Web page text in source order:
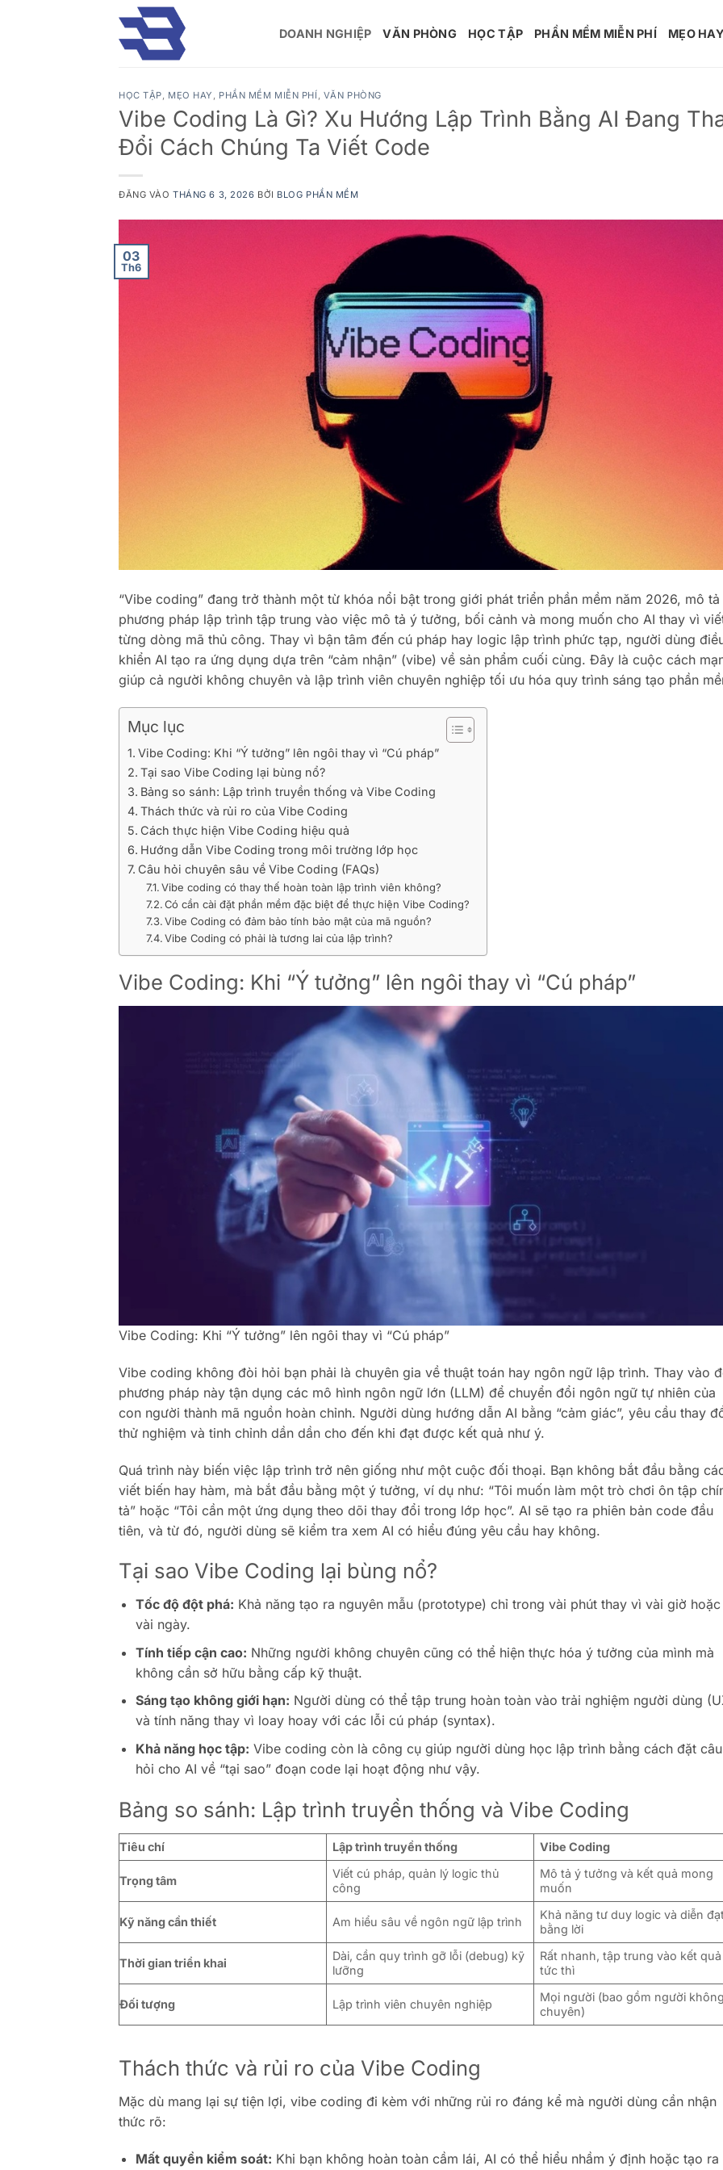
DOANH NGHIỆP VĂN PHÒNG HỌC TẬP PHẦN MỀM MIỄN PHÍ MẸO HAY
HỌC TẬP, MẸO HAY , PHẦN MỀM MIỄN PHÍ , VĂN PHÒNG
Vibe Coding Là Gì? Xu Hướng Lập Trình Bằng AI Đang
Đổi Cách Chúng Ta Viết Code
ĐĂNG VÀOTHÁNG 6 3, 2026 BỞI BLOG PHẦN MỀM
03
Th6
“Vibe coding” đang trở thành một từ khóa nổi bật trong giới phát triển phần mềm năm 2026, mô tả
phương pháp lập trình tập trung vào việc mô tả ý tưởng, bối cảnh và mong muốn cho AI thay vì
từng dòng mã thủ công. Thay vì bận tâm đến cú pháp hay logic lập trình phức tạp, người dùng
khiển AI tạo ra ứng dụng dựa trên “cảm nhận” (vibe) về sản phẩm cuối cùng. Đây là cuộc cách
giúp cả người không chuyên và lập trình viên chuyên nghiệp tối ưu hóa quy trình sáng tạo phần
Mục lục
Vibe Coding: Khi “Ý tưởng” lên ngôi thay vì “Cú pháp”
Tại sao Vibe Coding lại bùng nổ?
Bảng so sánh: Lập trình truyền thống và Vibe Coding
Thách thức và rủi ro của Vibe Coding
Cách thực hiện Vibe Coding hiệu quả
Hướng dẫn Vibe Coding trong môi trường lớp học
Câu hỏi chuyên sâu về Vibe Coding (FAQs)
Vibe coding có thay thế hoàn toàn lập trình viên không?
Có cần cài đặt phần mềm đặc biệt để thực hiện Vibe Coding?
Vibe Coding có đảm bảo tính bảo mật của mã nguồn?
Vibe Coding có phải là tương lai của lập trình?
Vibe Coding: Khi “Ý tưởng” lên ngôi thay vì “Cú pháp”
Vibe Coding: Khi “Ý tưởng” lên ngôi thay vì “Cú pháp”
Vibe coding không đòi hỏi bạn phải là chuyên gia về thuật toán hay ngôn ngữ lập trình. Thay vào
phương pháp này tận dụng các mô hình ngôn ngữ lớn (LLM) để chuyển đổi ngôn ngữ tự nhiên của
con người thành mã nguồn hoàn chỉnh. Người dùng hướng dẫn AI bằng “cảm giác”, yêu cầu thay
thử nghiệm và tinh chỉnh dần dần cho đến khi đạt được kết quả như ý.
Quá trình này biến việc lập trình trở nên giống như một cuộc đối thoại. Bạn không bắt đầu bằng
viết biến hay hàm, mà bắt đầu bằng một ý tưởng, ví dụ như: “Tôi muốn làm một trò chơi ôn tập
tả” hoặc “Tôi cần một ứng dụng theo dõi thay đổi trong lớp học”. AI sẽ tạo ra phiên bản code đầu
tiên, và từ đó, người dùng sẽ kiểm tra xem AI có hiểu đúng yêu cầu hay không.
Tại sao Vibe Coding lại bùng nổ?
Tốc độ đột phá: Khả năng tạo ra nguyên mẫu (prototype) chỉ trong vài phút thay vì vài giờ hoặc
vài ngày.
Tính tiếp cận cao: Những người không chuyên cũng có thể hiện thực hóa ý tưởng của mình mà
không cần sở hữu bằng cấp kỹ thuật.
Sáng tạo không giới hạn: Người dùng có thể tập trung hoàn toàn vào trải nghiệm người dùng
và tính năng thay vì loay hoay với các lỗi cú pháp (syntax).
Khả năng học tập: Vibe coding còn là công cụ giúp người dùng học lập trình bằng cách đặt câu
hỏi cho AI về “tại sao” đoạn code lại hoạt động như vậy.
Bảng so sánh: Lập trình truyền thống và Vibe Coding
Tiêu chí Lập trình truyền thống Vibe Coding
Trọng tâm
Viết cú pháp, quản lý logic thủ
công
Mô tả ý tưởng và kết quả mong
muốn
Kỹ năng cần thiết Am hiểu sâu về ngôn ngữ lập trình
Khả năng tư duy logic và diễn
bằng lời
Thời gian triển khai
Dài, cần quy trình gỡ lỗi (debug) kỹ
lưỡng
Rất nhanh, tập trung vào kết quả
tức thì
Đối tượng Lập trình viên chuyên nghiệp
Mọi người (bao gồm người không
chuyên)
Thách thức và rủi ro của Vibe Coding
Mặc dù mang lại sự tiện lợi, vibe coding đi kèm với những rủi ro đáng kể mà người dùng cần nhận
thức rõ:
Mất quyền kiểm soát: Khi bạn không hoàn toàn cầm lái, AI có thể hiểu nhầm ý định hoặc tạo ra